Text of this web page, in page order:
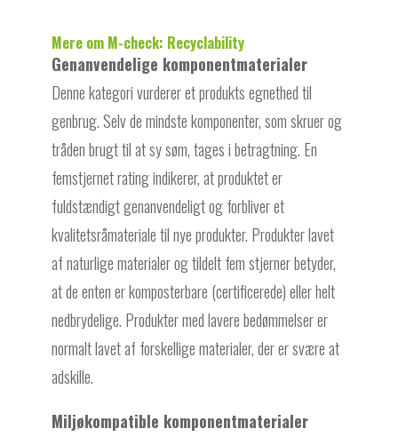
Mere om M-check: Recyclability
Genanvendelige komponentmaterialer
Denne kategori vurderer et produkts egnethed til
genbrug. Selv de mindste komponenter, som skruer og
tråden brugt til at sy søm, tages i betragtning. En
femstjernet rating indikerer, at produktet er
fuldstændigt genanvendeligt og forbliver et
kvalitetsråmateriale til nye produkter. Produkter lavet
af naturlige materialer og tildelt fem stjerner betyder,
at de enten er komposterbare (certificerede) eller helt
nedbrydelige. Produkter med lavere bedømmelser er
normalt lavet af forskellige materialer, der er svære at
adskille.
Miljøkompatible komponentmaterialer